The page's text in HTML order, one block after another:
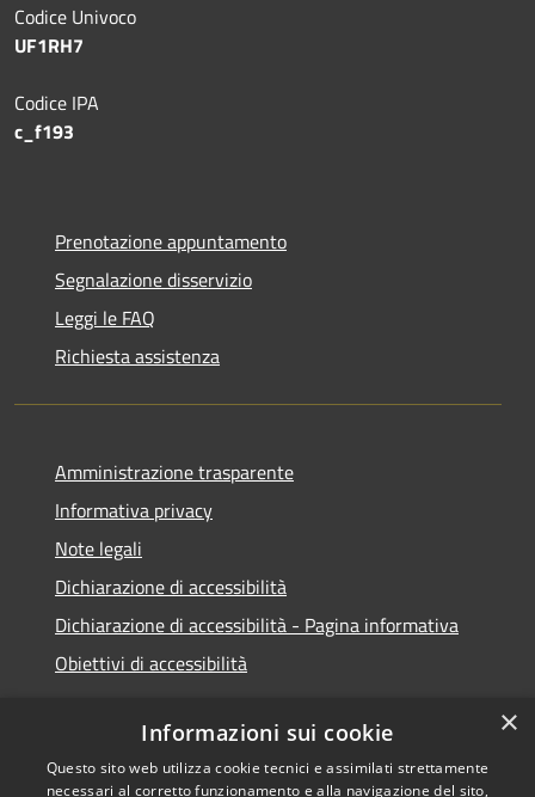
Codice Univoco
UF1RH7
Codice IPA
c_f193
Prenotazione appuntamento
Segnalazione disservizio
Leggi le FAQ
Richiesta assistenza
Amministrazione trasparente
Informativa privacy
Note legali
Dichiarazione di accessibilità
Dichiarazione di accessibilità - Pagina informativa
Obiettivi di accessibilità
RSS Copyright © 2026 • Comune di
×
Informazioni sui cookie
Questo sito web utilizza cookie tecnici e assimilati strettamente
necessari al corretto funzionamento e alla navigazione del sito,